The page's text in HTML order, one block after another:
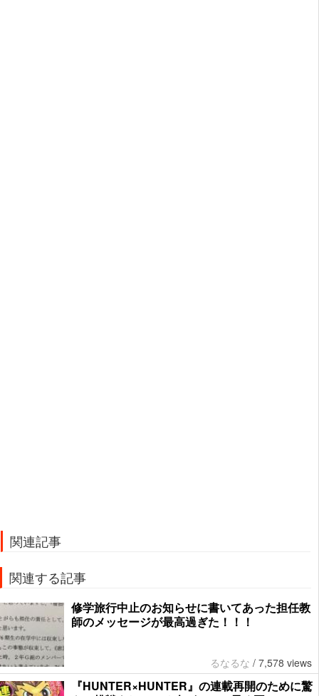
関連記事
関連する記事
修学旅行中止のお知らせに書いてあった担任教
師のメッセージが最高過ぎた！！！
るなるな / 7,578 views
『HUNTER×HUNTER』の連載再開のために驚